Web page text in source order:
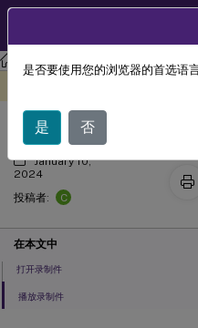
Session Recording
打开和播放录制文
January 10,
2024
投稿者:
C
在本文中
打开录制件
播放录制件
是否要使用您的浏览器的首选语
是 否